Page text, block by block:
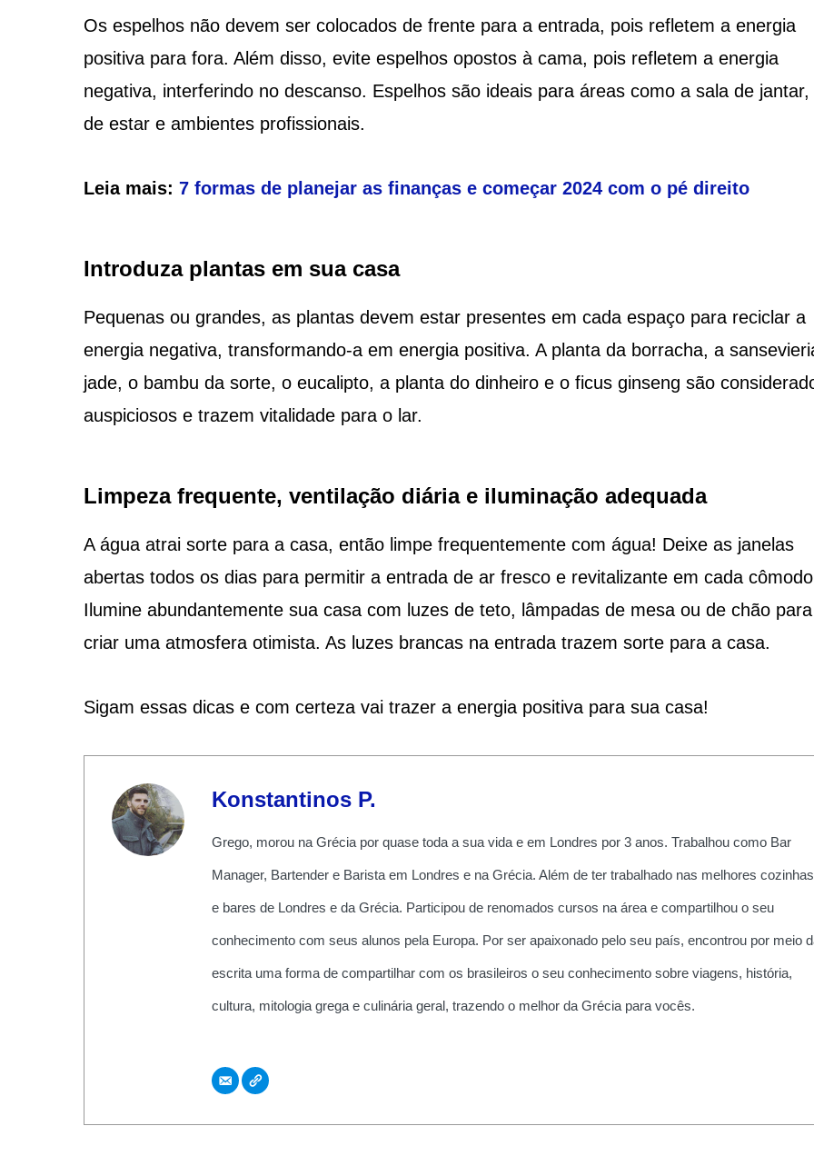
Os espelhos não devem ser colocados de frente para a entrada, pois refletem a energia
positiva para fora. Além disso, evite espelhos opostos à cama, pois refletem a energia
negativa, interferindo no descanso. Espelhos são ideais para áreas como a sala de jantar,
de estar e ambientes profissionais.
Leia mais: 7 formas de planejar as finanças e começar 2024 com o pé direito
Introduza plantas em sua casa
Pequenas ou grandes, as plantas devem estar presentes em cada espaço para reciclar a
energia negativa, transformando-a em energia positiva. A planta da borracha, a
jade, o bambu da sorte, o eucalipto, a planta do dinheiro e o ficus ginseng são
auspiciosos e trazem vitalidade para o lar.
Limpeza frequente, ventilação diária e iluminação adequada
A água atrai sorte para a casa, então limpe frequentemente com água! Deixe as janelas
abertas todos os dias para permitir a entrada de ar fresco e revitalizante em cada
Ilumine abundantemente sua casa com luzes de teto, lâmpadas de mesa ou de chão para
criar uma atmosfera otimista. As luzes brancas na entrada trazem sorte para a casa.
Sigam essas dicas e com certeza vai trazer a energia positiva para sua casa!
Konstantinos P.
Grego, morou na Grécia por quase toda a sua vida e em Londres por 3 anos. Trabalhou como Bar
Manager, Bartender e Barista em Londres e na Grécia. Além de ter trabalhado nas melhores cozinhas
e bares de Londres e da Grécia. Participou de renomados cursos na área e compartilhou o seu
conhecimento com seus alunos pela Europa. Por ser apaixonado pelo seu país, encontrou por meio
escrita uma forma de compartilhar com os brasileiros o seu conhecimento sobre viagens, história,
cultura, mitologia grega e culinária geral, trazendo o melhor da Grécia para vocês.